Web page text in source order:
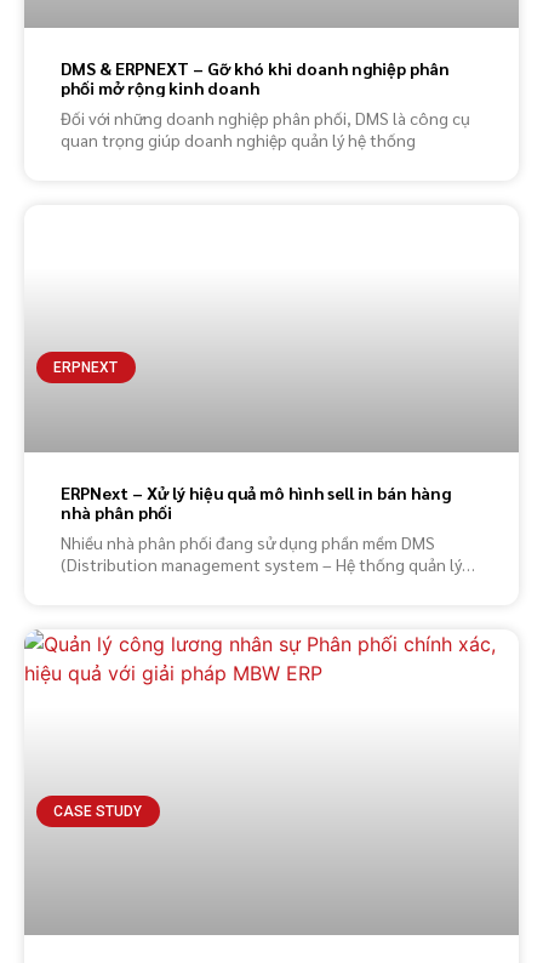
DMS & ERPNEXT – Gỡ khó khi doanh nghiệp phân
phối mở rộng kinh doanh
Đối với những doanh nghiệp phân phối, DMS là công cụ
quan trọng giúp doanh nghiệp quản lý hệ thống
ERPNEXT
ERPNext – Xử lý hiệu quả mô hình sell in bán hàng
nhà phân phối
Nhiều nhà phân phối đang sử dụng phần mềm DMS
(Distribution management system – Hệ thống quản lý
CASE STUDY